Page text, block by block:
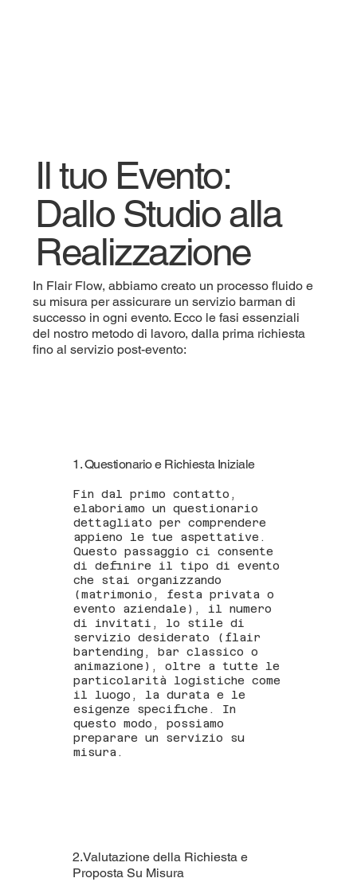
Il tuo Evento:
Dallo Studio alla
Realizzazione
In Flair Flow, abbiamo creato un processo fluido e
su misura per assicurare un servizio barman di
successo in ogni evento. Ecco le fasi essenziali
del nostro metodo di lavoro, dalla prima richiesta
fino al servizio post-evento:
1. Questionario e Richiesta Iniziale
Fin dal primo contatto,
elaboriamo un questionario
dettagliato per comprendere
appieno le tue aspettative.
Questo passaggio ci consente
di definire il tipo di evento
che stai organizzando
(matrimonio, festa privata o
evento aziendale), il numero
di invitati, lo stile di
servizio desiderato (flair
bartending, bar classico o
animazione), oltre a tutte le
particolarità logistiche come
il luogo, la durata e le
esigenze specifiche. In
questo modo, possiamo
preparare un servizio su
misura.
2.Valutazione della Richiesta e
Proposta Su Misura